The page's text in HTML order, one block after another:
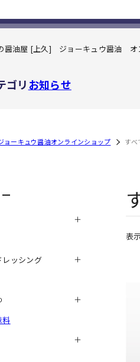
醤油屋 [上久] ジョーキュウ醤油
ゴリお知らせ
ョーキュウ醤油オンラインショップ すべ
レッシング
料
表